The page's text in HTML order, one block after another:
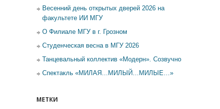
Весенний день открытых дверей 2026 на
факультете ИИ МГУ
О Филиале МГУ в г. Грозном
Студенческая весна в МГУ 2026
Танцевальный коллектив «Модерн». Созвучно
Спектакль «МИЛАЯ…МИЛЫЙ…МИЛЫЕ…»
МЕТКИ